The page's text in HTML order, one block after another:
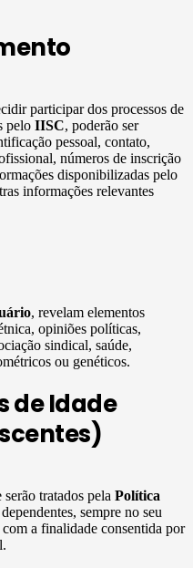
participar dos processos de
pelo IISC, poderão ser
pessoal, contato,
números de inscrição
disponibilizadas pelo
informações relevantes
, revelam elementos
opiniões políticas,
sindical, saúde,
ou genéticos.
de Idade
tratados pela Política
sempre no seu
a finalidade consentida por